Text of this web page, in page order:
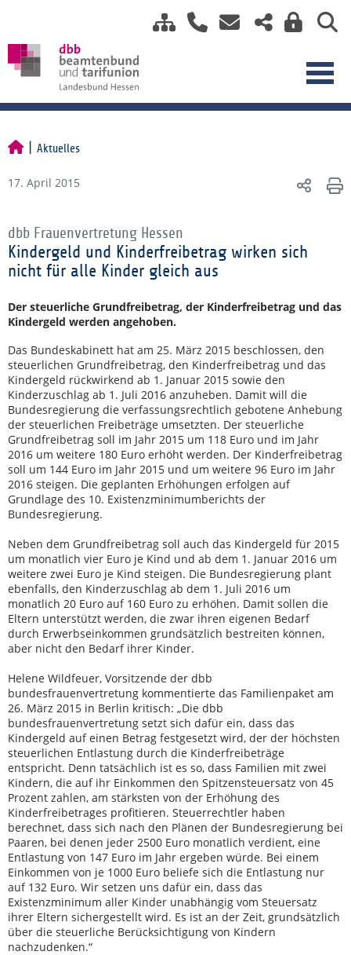
Aktuelles
17. April 2015
dbb Frauenvertretung Hessen
Kindergeld und Kinderfreibetrag wirken sich
nicht für alle Kinder gleich aus
Der steuerliche Grundfreibetrag, der Kinderfreibetrag und das
Kindergeld werden angehoben.
Das Bundeskabinett hat am 25. März 2015 beschlossen, den
steuerlichen Grundfreibetrag, den Kinderfreibetrag und das
Kindergeld rückwirkend ab 1. Januar 2015 sowie den
Kinderzuschlag ab 1. Juli 2016 anzuheben. Damit will die
Bundesregierung die verfassungsrechtlich gebotene Anhebung
der steuerlichen Freibeträge umsetzten. Der steuerliche
Grundfreibetrag soll im Jahr 2015 um 118 Euro und im Jahr
2016 um weitere 180 Euro erhöht werden. Der Kinderfreibetrag
soll um 144 Euro im Jahr 2015 und um weitere 96 Euro im Jahr
2016 steigen. Die geplanten Erhöhungen erfolgen auf
Grundlage des 10. Existenzminimumberichts der
Bundesregierung.
Neben dem Grundfreibetrag soll auch das Kindergeld für 2015
um monatlich vier Euro je Kind und ab dem 1. Januar 2016 um
weitere zwei Euro je Kind steigen. Die Bundesregierung plant
ebenfalls, den Kinderzuschlag ab dem 1. Juli 2016 um
monatlich 20 Euro auf 160 Euro zu erhöhen. Damit sollen die
Eltern unterstützt werden, die zwar ihren eigenen Bedarf
durch Erwerbseinkommen grundsätzlich bestreiten können,
aber nicht den Bedarf ihrer Kinder.
Helene Wildfeuer, Vorsitzende der dbb
bundesfrauenvertretung kommentierte das Familienpaket am
26. März 2015 in Berlin kritisch: „Die dbb
bundesfrauenvertretung setzt sich dafür ein, dass das
Kindergeld auf einen Betrag festgesetzt wird, der der höchsten
steuerlichen Entlastung durch die Kinderfreibeträge
entspricht. Denn tatsächlich ist es so, dass Familien mit zwei
Kindern, die auf ihr Einkommen den Spitzensteuersatz von 45
Prozent zahlen, am stärksten von der Erhöhung des
Kinderfreibetrages profitieren. Steuerrechtler haben
berechnet, dass sich nach den Plänen der Bundesregierung bei
Paaren, bei denen jeder 2500 Euro monatlich verdient, eine
Entlastung von 147 Euro im Jahr ergeben würde. Bei einem
Einkommen von je 1000 Euro beliefe sich die Entlastung nur
auf 132 Euro. Wir setzen uns dafür ein, dass das
Existenzminimum aller Kinder unabhängig vom Steuersatz
ihrer Eltern sichergestellt wird. Es ist an der Zeit, grundsätzlich
über die steuerliche Berücksichtigung von Kindern
nachzudenken.“